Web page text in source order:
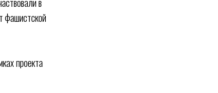
фашистской
проекта